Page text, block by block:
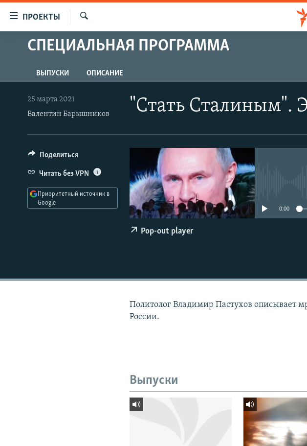
упрощенного
Вернуться
к
основному
содержанию
навигации
Вернутся
ПРОЕКТЫ
ПРОГРАММЫ
АВТОРСКИЕ ПРОЕКТЫ
ЦИТАТЫ СВОБОДЫ
МНЕНИЯ
КУЛЬТУРА
IDEL.РЕАЛИИ
КАВКАЗ.РЕАЛИИ
СЕВЕР.РЕАЛИИ
СИБИРЬ.РЕАЛИИ
СПЕЦИАЛЬНАЯ ПРОГРАММА
ВЫПУСКИ ОПИСАНИЕ
"Стать Сталиным".
25 марта 2021
Валентин Барышников
0:00
Pop-out player
Поделиться
Читать без VPN
Приоритетный источник в
Google
Политолог Владимир Пастухов описывает
России.
Выпуски